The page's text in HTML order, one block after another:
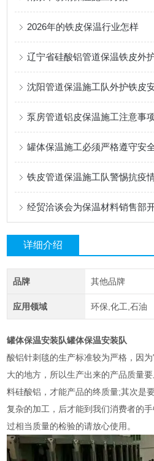
2026年的铁皮保温行业怎样
辽宁省硅酸铝管道保温铁皮外
沈阳管道保温施工队外护铁皮
泵房管道铝皮保温施工注意事
罐体保温施工必须严格遵守安
铁皮管道保温施工队警惕抗疫
经贸洽谈会为保温材料销售部
详细介绍
品牌 其他品牌
应用领域 环保,化工,石油
罐体保温安装队罐体保温安装队
酸铝针刺毯的生产标准较为严格，因
大的地方，所以生产出来的产品质量
料硅酸铝，才能产品的终质量;其次是
复杂的加工，后才能到我们消费者的
过相当质量的检验的请放心使用。